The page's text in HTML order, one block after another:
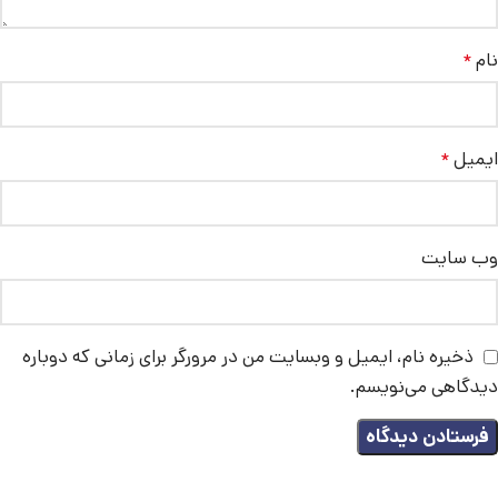
نام*
ایمیل*
وب‌ سایت
ذخیره نام، ایمیل و وبسایت من در مرورگر برای زمانی که دوباره
دیدگاهی می‌نویسم.